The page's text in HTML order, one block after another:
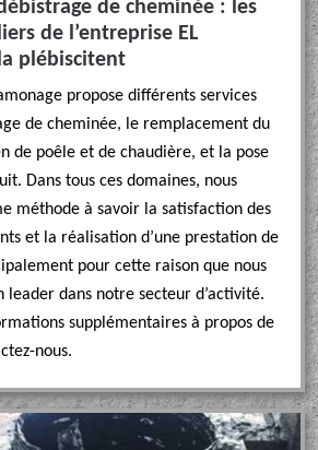
de cheminée : les
de l’entreprise EL
plébiscitent
propose différents services
de cheminée, le remplacement du
de poêle et de chaudière, et la pose
Dans tous ces domaines, nous
méthode à savoir la satisfaction des
et la réalisation d’une prestation de
pour cette raison que nous
leader dans notre secteur d’activité.
supplémentaires à propos de
nous.